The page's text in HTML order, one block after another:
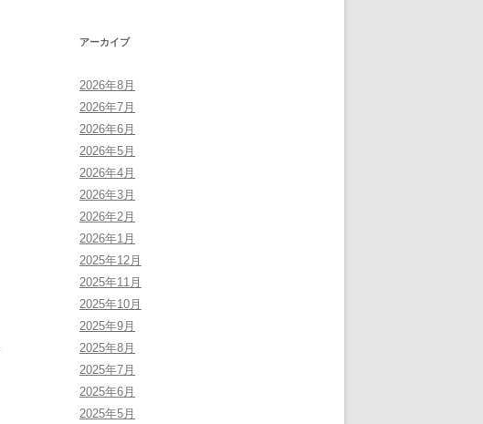
アーカイブ
2026年8月
2026年7月
2026年6月
2026年5月
2026年4月
2026年3月
2026年2月
2026年1月
2025年12月
2025年11月
2025年10月
2025年9月
2025年8月
2025年7月
2025年6月
2025年5月